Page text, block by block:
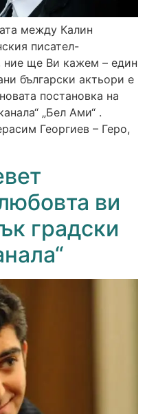
между Калин
писател-
ние ще Ви кажем – един
български актьори е
постановка на
„Бел Ами“ .
Георгиев – Геро,
ви
градски